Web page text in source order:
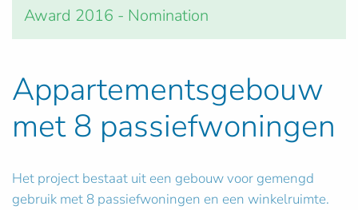
Award 2016 - Nomination
Appartementsgebouw
met 8 passiefwoningen
Het project bestaat uit een gebouw voor gemengd
gebruik met 8 passiefwoningen en een winkelruimte.